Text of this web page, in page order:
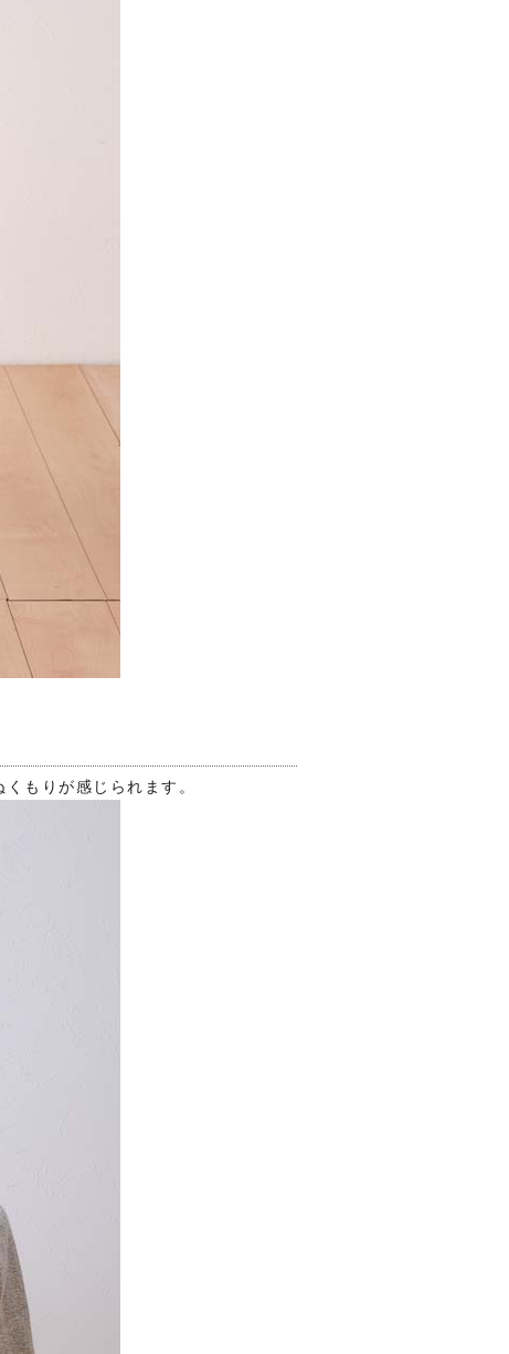
もりが感じられます。